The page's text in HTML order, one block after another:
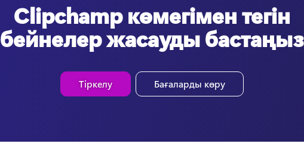
Clipchamp көмегімен тегін
бейнелер жасауды бастаңыз
Тіркелу Бағаларды көру